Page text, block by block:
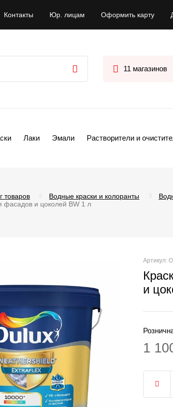
Контакты Юр. лицам Оформить карту
11 магазинов
Лаки Эмали Растворители и
товаров Водные краски и колоранты
фасадов и цоколей BW 1 л
Артикул:
и
1